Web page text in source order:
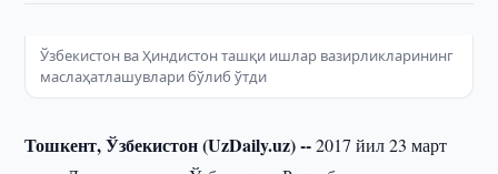
Ўзбекистон ва Ҳиндистон ташқи ишлар вазирликларининг
маслаҳатлашувлари бўлиб ўтди
Тошкент, Ўзбекистон (UzDaily.uz) --2017 йил 23 март